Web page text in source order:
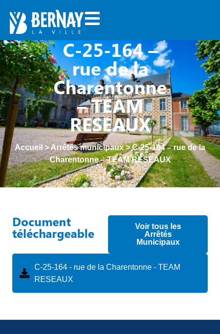
C-25-164 –
rue de la
Charentonne
– TEAM
RESEAUX
Accueil>Arrêtés municipaux>C-25-164 – rue de la
Charentonne – TEAM RESEAUX
Document
téléchargeable
Voir tous les
Arrêtés
Municipaux
C-25-164 - rue de la Charentonne - TEAM
RESEAUX